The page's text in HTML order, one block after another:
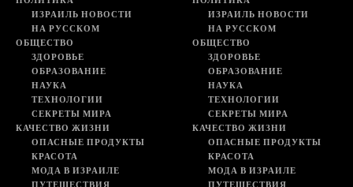
ИЗРАИЛЬ НОВОСТИ
НА РУССКОМ
ОБЩЕСТВО
ЗДОРОВЬЕ
ОБРАЗОВАНИЕ
НАУКА
ТЕХНОЛОГИИ
СЕКРЕТЫ МИРА
КАЧЕСТВО ЖИЗНИ
ОПАСНЫЕ ПРОДУКТЫ
КРАСОТА
МОДА В ИЗРАИЛЕ
ИЗРАИЛЬ НОВОСТИ
НА РУССКОМ
ОБЩЕСТВО
ЗДОРОВЬЕ
ОБРАЗОВАНИЕ
НАУКА
ТЕХНОЛОГИИ
СЕКРЕТЫ МИРА
КАЧЕСТВО ЖИЗНИ
ОПАСНЫЕ ПРОДУКТЫ
КРАСОТА
МОДА В ИЗРАИЛЕ